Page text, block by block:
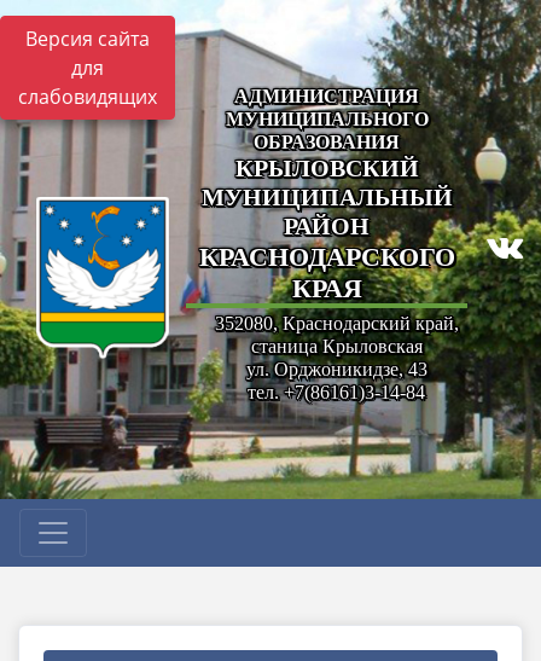
Версия сайта
для
слабовидящих
АДМИНИСТРАЦИЯ
МУНИЦИПАЛЬНОГО
ОБРАЗОВАНИЯ
КРЫЛОВСКИЙ
МУНИЦИПАЛЬНЫЙ
РАЙОН
КРАСНОДАРСКОГО
КРАЯ
352080, Краснодарский край,
станица Крыловская
ул. Орджоникидзе, 43
тел. +7(86161)3-14-84